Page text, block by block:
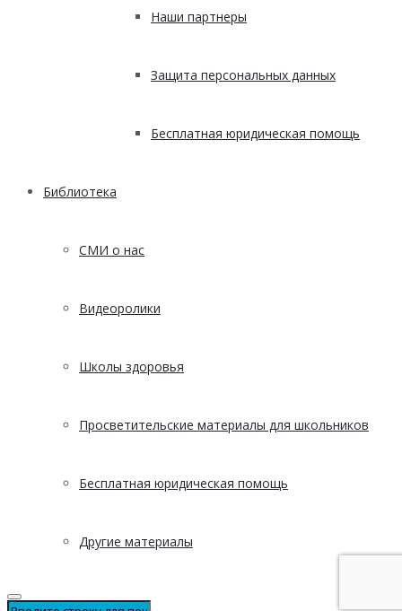
Наши партнеры
Защита персональных данных
Бесплатная юридическая помощь
Библиотека
СМИ о нас
Видеоролики
Школы здоровья
Просветительские материалы для школьников
Бесплатная юридическая помощь
Другие материалы